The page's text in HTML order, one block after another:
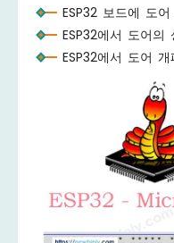
ESP32 보드에 도
ESP32에서 도어
ESP32에서 도어